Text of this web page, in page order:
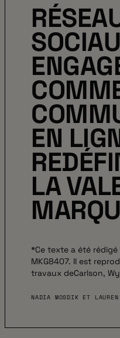
EN
LA
*Ce texte a été
MKG8407. Il est
travaux deCarlson,
NADIA MOSDIK ET LAUREN